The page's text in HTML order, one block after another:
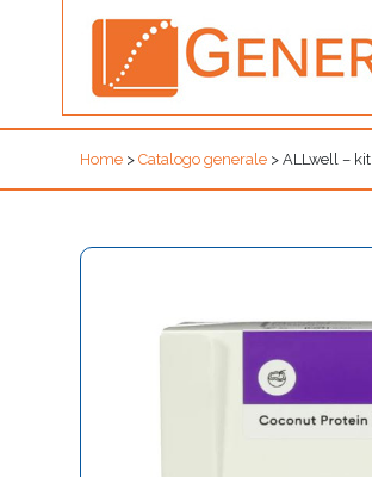
Home > Catalogo generale > ALLwell –